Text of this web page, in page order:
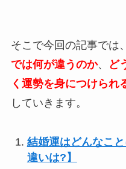
そこで今回の記事では、
では何が違うのか、
ど
く運勢を身につけられ
していきます。
結婚運はどんなこ
違いは?】